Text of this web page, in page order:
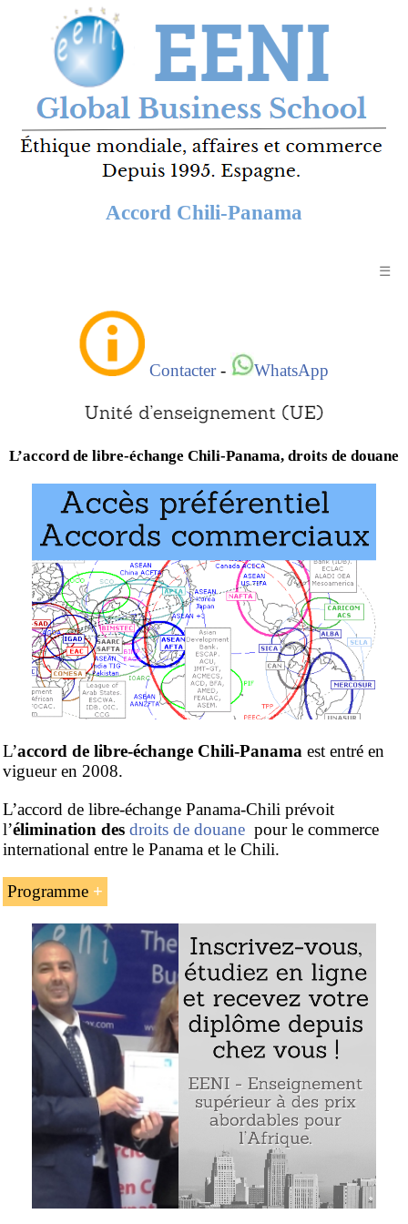
Accord Chili-Panama
☰
Contacter- WhatsApp
L’accord de libre-échange Chili-Panama, droits de douane
L’accord de libre-échange Chili-Panama est entré en
vigueur en 2008.
L’accord de libre-échange Panama-Chili prévoit
l’élimination des droits de douane pour le commerce
international entre le Panama et le Chili.
Programme
L’introduction à l’accord de libre-échange Chili
Panama
Les avantages de l’accord de libre-échange
La certification de l’origine
Le commerce international Chili-Panama
Exemple : l’accord Chili-Panama